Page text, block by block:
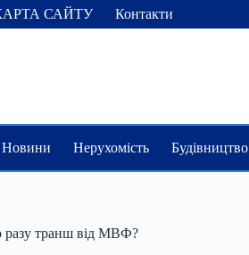
САЙТУ Контакти
Новини Нерухомість Будівництво
разу транш від МВФ?